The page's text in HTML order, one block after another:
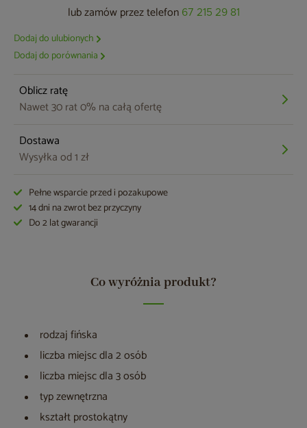
lub zamów przez telefon 67 215 29 81
Dodaj do ulubionych
Dodaj do porównania
Oblicz ratę
Nawet 30 rat 0% na całą ofertę
Dostawa
Wysyłka od 1 zł
Pełne wsparcie przed i pozakupowe
14 dni na zwrot bez przyczyny
Do 2 lat gwarancji
Co wyróżnia produkt?
rodzaj fińska
liczba miejsc dla 2 osób
liczba miejsc dla 3 osób
typ zewnętrzna
kształt prostokątny